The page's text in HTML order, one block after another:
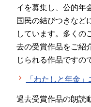
イを募集し、公的年
国民の結びつきなど
しています。多くの
去の受賞作品をご紹
じられる作品ですの
「わたしと年金」
過去受賞作品の朗読